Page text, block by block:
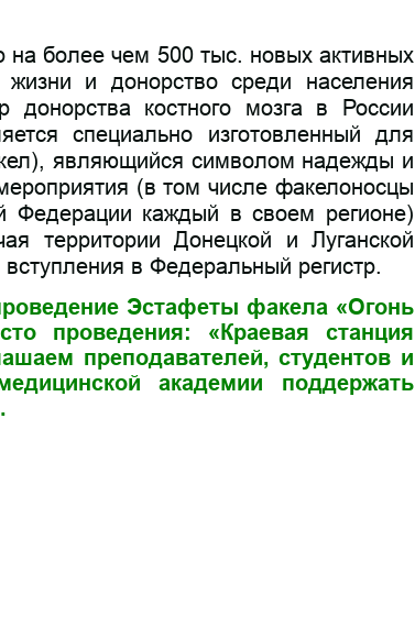
на более чем 500 тыс. новых активных
и донорство среди населения
костного мозга в России
специально изготовленный для
являющийся символом надежды и
(в том числе факелоносцы
Федерации каждый в своем регионе)
территории Донецкой и Луганской
в Федеральный регистр.
Эстафеты факела «Огонь
проведения: «Краевая станция
преподавателей, студентов и
академии поддержать